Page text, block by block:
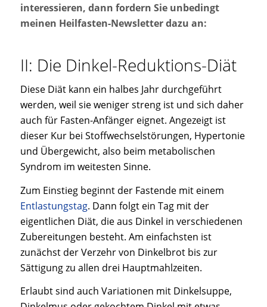
interessieren, dann fordern Sie unbedingt
meinen Heilfasten-Newsletter dazu an:
II: Die Dinkel-Reduktions-Diät
Diese Diät kann ein halbes Jahr durchgeführt
werden, weil sie weniger streng ist und sich daher
auch für Fasten-Anfänger eignet. Angezeigt ist
dieser Kur bei Stoffwechselstörungen, Hypertonie
und Übergewicht, also beim metabolischen
Syndrom im weitesten Sinne.
Zum Einstieg beginnt der Fastende mit einem
Entlastungstag. Dann folgt ein Tag mit der
eigentlichen Diät, die aus Dinkel in verschiedenen
Zubereitungen besteht. Am einfachsten ist
zunächst der Verzehr von Dinkelbrot bis zur
Sättigung zu allen drei Hauptmahlzeiten.
Erlaubt sind auch Variationen mit Dinkelsuppe,